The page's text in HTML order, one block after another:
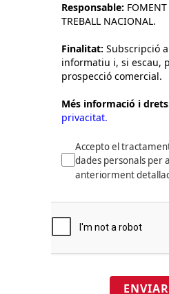
Responsable: FOMENT
TREBALL NACIONAL.
Finalitat: Subscripció
informatiu i, si escau,
prospecció comercial.
Més informació i
privacitat.
Accepto el
dades personals per
anteriorment
ENVIAR